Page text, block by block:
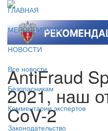
ГЛАВНАЯ
МЕРОПРИЯТИЯ
НОВОСТИ
Все новости
Безопасникам
Комментарии экспертов
Законодательство
AntiFraud
2021, наш
CoV-2